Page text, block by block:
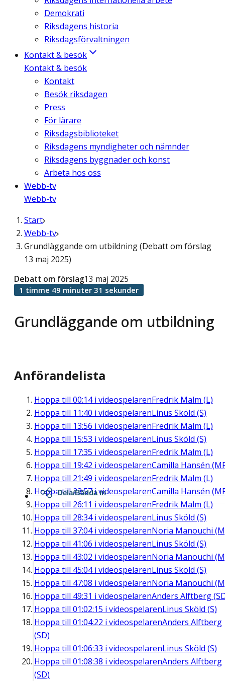
Demokrati
Riksdagens historia
Riksdagsförvaltningen
Kontakt & besök
Kontakt & besök
Kontakt
Besök riksdagen
Press
För lärare
Riksdagsbiblioteket
Riksdagens myndigheter och nämnder
Riksdagens byggnader och konst
Arbeta hos oss
Webb-tv
Webb-tv
Start
Webb-tv
Grundläggande om utbildning (Debatt om förslag
13 maj 2025)
Grundläggande om utbildning
Debatt om förslag13 maj 2025
1 timme 49 minuter 31 sekunder
Anförandelista
Hoppa till 00:14i videospelarenFredrik Malm (L)
Hoppa till 11:40 i videospelarenLinus Sköld (S)
Hoppa till 13:56 i videospelarenFredrik Malm (L)
Hoppa till 15:53 i videospelarenLinus Sköld (S)
Hoppa till 17:35 i videospelarenFredrik Malm (L)
Hoppa till 19:42 i videospelarenCamilla Hansén
Hoppa till 21:49 i videospelarenFredrik Malm (L)
Hoppa till23:57i videospelarenCamilla Hansén
Hoppa till 26:11 i videospelarenFredrik Malm (L)
Hoppa till 28:34i videospelarenLinus Sköld (S)
Hoppa till 37:04i videospelarenNoria Manouchi
Hoppa till 41:06 i videospelarenLinus Sköld (S)
Hoppa till 43:02 i videospelarenNoria Manouchi
Hoppa till 45:04i videospelarenLinus Sköld (S)
Hoppa till 47:08 i videospelarenNoria Manouchi
Hoppa till 49:31 i videospelarenAnders Alftberg
Hoppa till 01:02:15 i videospelarenLinus Sköld (S)
Hoppa till 01:04:22 i videospelarenAnders Alftberg
(SD)
Hoppa till 01:06:33 i videospelarenLinus Sköld (S)
Hoppa till 01:08:38 i videospelarenAnders Alftberg
(SD)
Dela/Bädda in